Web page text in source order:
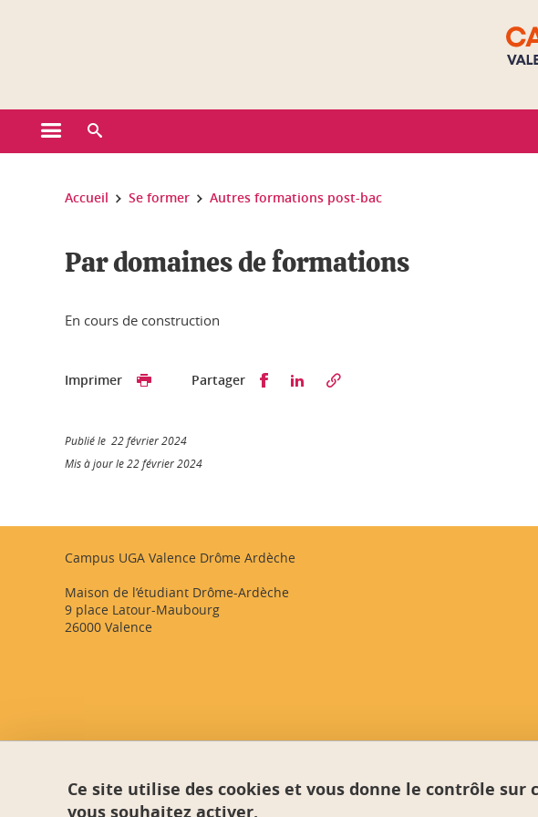
Ouvrir le menu principal
Vous êtes ici :
Accueil Se former Autres formations post-bac
Par domaines de formations
En cours de construction
Imprimer Partager Partager sur Facebook
Partager sur LinkedIn
Publié le 22 février 2024
Mis à jour le 22 février 2024
Campus UGA Valence Drôme Ardèche
Maison de l’étudiant Drôme-Ardèche
9 place Latour-Maubourg
26000 Valence
Ce site utilise des cookies et vous donne le contrôle sur
vous souhaitez activer.